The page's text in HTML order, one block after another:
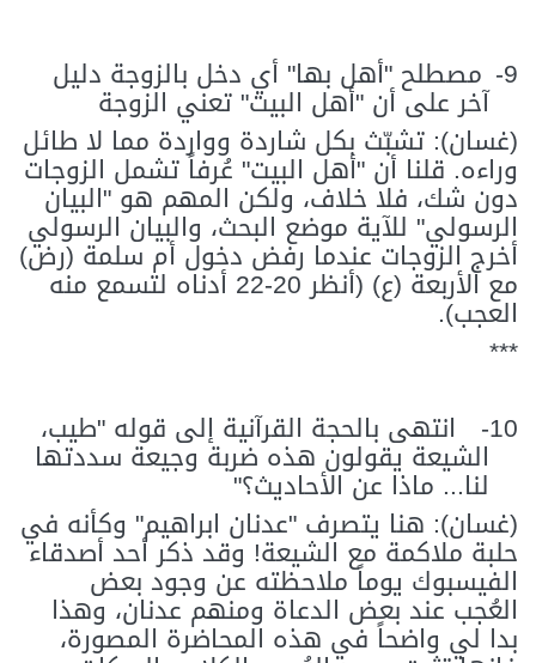
9- مصطلح "أهل بها" أي دخل بالزوجة دليل
آخر على أن "أهل البيت" تعني الزوجة
(غسان): تشبّث بكل شاردة وواردة مما لا طائل
وراءه. قلنا أن "أهل البيت" عُرفاً تشمل الزوجات
دون شك، فلا خلاف، ولكن المهم هو "البيان
الرسولي" للآية موضع البحث، والبيان الرسولي
أخرج الزوجات عندما رفض دخول أم سلمة (رض)
مع الأربعة (ع) (أنظر 20-22 أدناه لتسمع منه
العجب).
***
10-
انتهى بالحجة القرآنية إلى قوله "طيب،
الشيعة يقولون هذه ضربة وجيعة سددتها
لنا... ماذا عن الأحاديث؟"
(غسان): هنا يتصرف "عدنان ابراهيم" وكأنه في
حلبة ملاكمة مع الشيعة! وقد ذكر أحد أصدقاء
الفيسبوك يوماً ملاحظته عن وجود بعض
العُجب عند بعض الدعاة ومنهم عدنان، وهذا
بدا لي واضحاً في هذه المحاضرة المصورة،